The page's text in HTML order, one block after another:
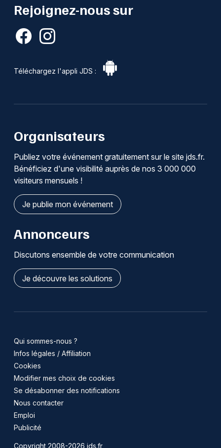
Rejoignez-nous sur
Téléchargez l'appli JDS :
Organisateurs
Publiez votre événement gratuitement sur le site jds.fr.
Bénéficiez d'une visibilité auprès de nos 3 000 000
visiteurs mensuels !
Je publie mon événement
Annonceurs
Discutons ensemble de votre communication
Je découvre les solutions
Qui sommes-nous ?
Infos légales / Affiliation
Cookies
Modifier mes choix de cookies
Se désabonner des notifications
Nous contacter
Emploi
Publicité
Copyright 2008-2026 jds.fr